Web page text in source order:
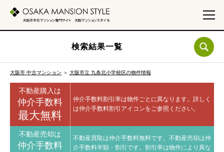
検索結果一覧
大阪市 中古マンション ＞ 大阪市立 九条北小学校区の物件情報
不動産購入は
仲介手数料
最大無料
仲介手数料割引率は物件ごとに異なります。 詳しく
は仲介手数料割引アイコンをご参照ください。
不動産売却は
仲介手数料
不動産買取は仲介手数料無料です。 不動産売却は仲
介手数料半額・割引です。 割引率は物件により異な